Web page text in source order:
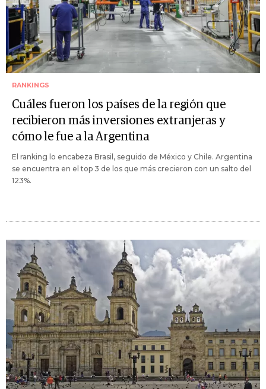
RANKINGS
Cuáles fueron los países de la región que
recibieron más inversiones extranjeras y
cómo le fue a la Argentina
El ranking lo encabeza Brasil, seguido de México y Chile. Argentina
se encuentra en el top 3 de los que más crecieron con un salto del
123%.